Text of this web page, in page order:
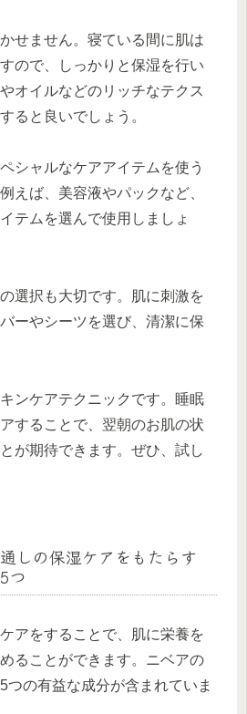
せません。寝ている間に肌は
ので、しっかりと保湿を行い
オイルなどのリッチなテクス
ると良いでしょう。
シャルなケアアイテムを使う
えば、美容液やパックなど、
テムを選んで使用しましょ
選択も大切です。肌に刺激を
ーやシーツを選び、清潔に保
ンケアテクニックです。睡眠
することで、翌朝のお肌の状
が期待できます。ぜひ、試し
通しの保湿ケアをもたらす
つ
アをすることで、肌に栄養を
ることができます。ニベアの
つの有益な成分が含まれていま